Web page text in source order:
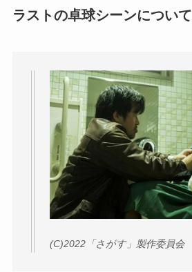
ラストの卓球シーンについて
(C)2022「さがす」製作委員会